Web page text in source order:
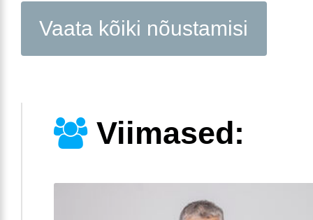
Vaata kõiki nõustamisi
Viimased: